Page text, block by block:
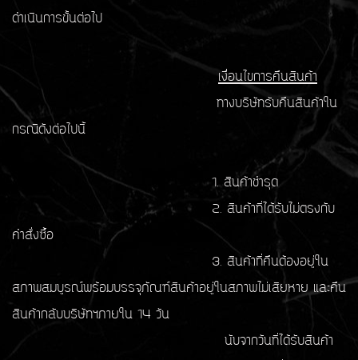
ดำเนินการขั้นต่อไป
เงื่อนไขการคืนสินค้า
ทางบริษัทรับคืนสินค้าใน
กรณีดังต่อไปนี้
1. สินค้าชำรุด
2. สินค้าที่ได้รับไม่ตรงกับ
คำสั่งซื้อ
3. สินค้าที่คืนต้องอยู่ใน
สภาพสมบูรณ์พร้อมบรรจุภัณฑ์สินค้าอยู่ในสภาพไม่เสียหาย และคืน
สินค้ากลับบริษัทฯภายใน 14 วัน
นับจากวันที่ได้รับสินค้า